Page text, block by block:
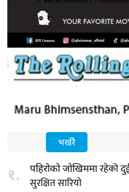
भर्खरै
१. पहिरोको जोखिममारहेको
सुरक्षित सारियो